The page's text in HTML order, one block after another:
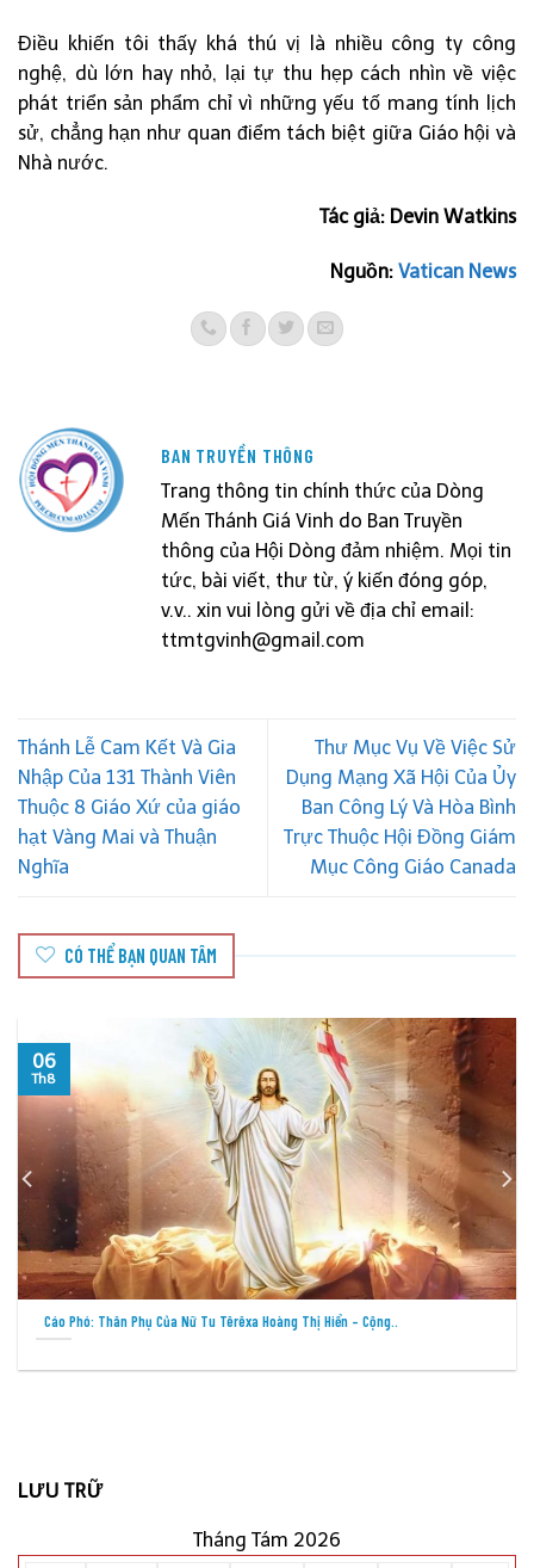
Điều khiến tôi thấy khá thú vị là nhiều công ty công
nghệ, dù lớn hay nhỏ, lại tự thu hẹp cách nhìn về việc
phát triển sản phẩm chỉ vì những yếu tố mang tính lịch
sử, chẳng hạn như quan điểm tách biệt giữa Giáo hội và
Nhà nước.
Tác giả: Devin Watkins
Nguồn: Vatican News
BAN TRUYỀN THÔNG
Trang thông tin chính thức của Dòng
Mến Thánh Giá Vinh do Ban Truyền
thông của Hội Dòng đảm nhiệm. Mọi tin
tức, bài viết, thư từ, ý kiến đóng góp,
v.v.. xin vui lòng gửi về địa chỉ email:
ttmtgvinh@gmail.com
Thánh Lễ Cam Kết Và Gia
Nhập Của 131 Thành Viên
Thuộc 8 Giáo Xứ của giáo
hạt Vàng Mai và Thuận
Nghĩa
Thư Mục Vụ Về Việc Sử
Dụng Mạng Xã Hội Của Ủy
Ban Công Lý Và Hòa Bình
Trực Thuộc Hội Đồng Giám
Mục Công Giáo Canada
CÓ THỂ BẠN QUAN TÂM
Cầu Nguyện Cho Việc Loan Báo Tin Mừng Tại Các Thành Phố –..
05
Th8
LƯU TRỮ
Tháng Tám 2026